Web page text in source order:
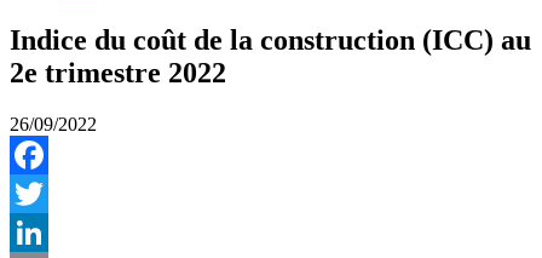
Indice du coût de la construction (ICC) au
2e trimestre 2022
26/09/2022
Facebook
Twitter